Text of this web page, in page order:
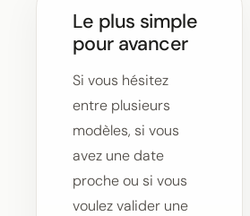
Le plus simple
pour avancer
Si vous hésitez
entre plusieurs
modèles, si vous
avez une date
proche ou si vous
voulez valider une